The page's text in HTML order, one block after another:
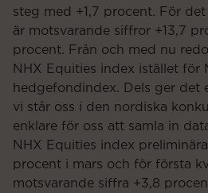
steg med +1,7 procent. För
är motsvarande siffror +13,7
procent. Från och med nu
NHX Equities index istället för
hedgefondindex. Dels ger det
vi står oss i den nordiska
enklare för oss att samla in
NHX Equities index
procent i mars och för första
motsvarande siffra +3,8